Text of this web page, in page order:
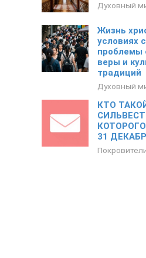
Духовный
Жизнь
условиях
проблемы
веры и
традиций
Духовный
КТО
31